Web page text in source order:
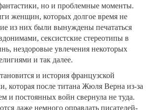
но и проблемные моменты.
женщин, которых долгое время не
из них были вынуждены печататься
сексистские стереотипы в
нездоровые увлечения некоторых
и так далее.
и история французской
которая после титана Жюля Верна из-за
и постоянных войн свернула не туда.
даже немного оправдать писателей-